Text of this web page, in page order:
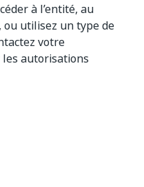
à l’entité, au
ou utilisez un type de
votre
autorisations